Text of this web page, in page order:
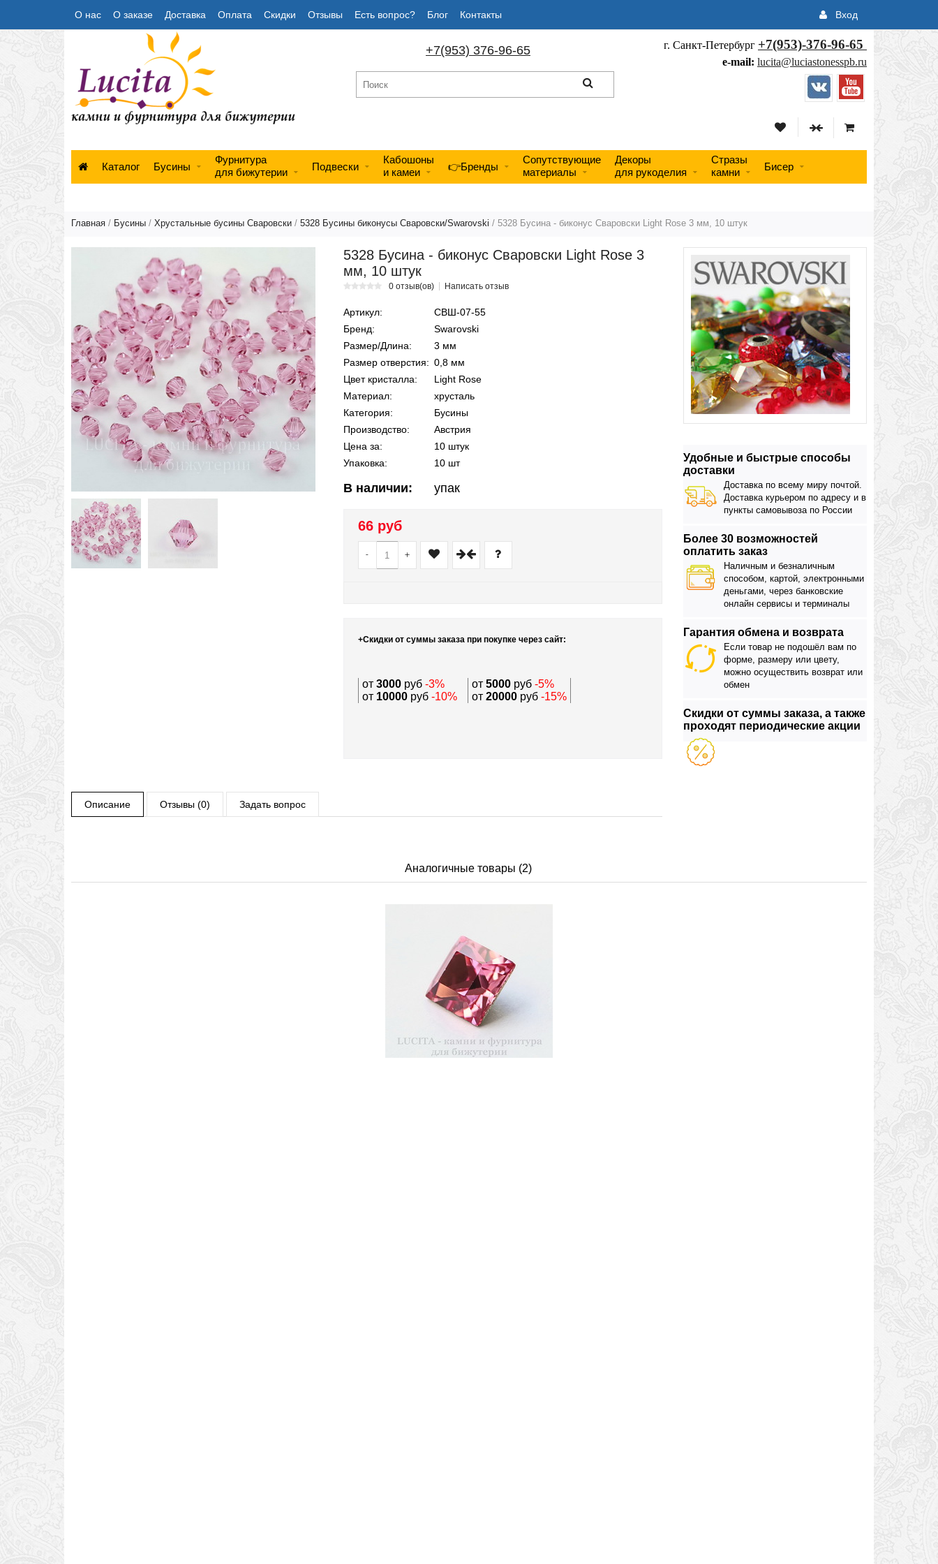
О нас О заказе Доставка Оплата Скидки Отзывы Есть вопрос? Блог Контакты Вход
г. Санкт-Петербург +7(953)-376-96-65
e-mail: lucita@luciastonesspb.ru
+7(953) 376-96-65
Каталог Бусины
Фурнитура
для бижутерии
Подвески
Кабошоны
и камеи
👉Бренды
Сопутствующие
материалы
Декоры
для рукоделия
Стразы
камни
Бисер
Главная / Бусины / Хрустальные бусины Сваровски / 5328 Бусины биконусы Сваровски/Swarovski / 5328 Бусина - биконус Сваровски Light Rose 3 мм, 10 штук
Удобные и быстрые способы
доставки
Доставка по всему миру почтой.
Доставка курьером по адресу и в
пункты самовывоза по России
Более 30 возможностей
оплатить заказ
Наличным и безналичным
способом, картой, электронными
деньгами, через банковские
онлайн сервисы и терминалы
Гарантия обмена и возврата
Если товар не подошёл вам по
форме, размеру или цвету,
можно осуществить возврат или
обмен
Скидки от суммы заказа, а также
проходят периодические акции
5328 Бусина - биконус Сваровски Light Rose 3
мм, 10 штук
0 отзыв(ов) Написать отзыв
Артикул:
СВШ-07-55
Бренд:
Swarovski
Размер/Длина:
3 мм
Размер отверстия: 0,8 мм
Цвет кристалла:
Light Rose
Материал:
хрусталь
Категория:
Бусины
Производство:
Австрия
Цена за:
10 штук
Упаковка:
10 шт
В наличии: упак
66 руб
- +
+Скидки от суммы заказа при покупке через сайт:
от3000руб -3% от 5000руб-5%
от 10000руб -10% от 20000руб -15%
Описание Отзывы (0) Задать вопрос
Аналогичные товары (2)